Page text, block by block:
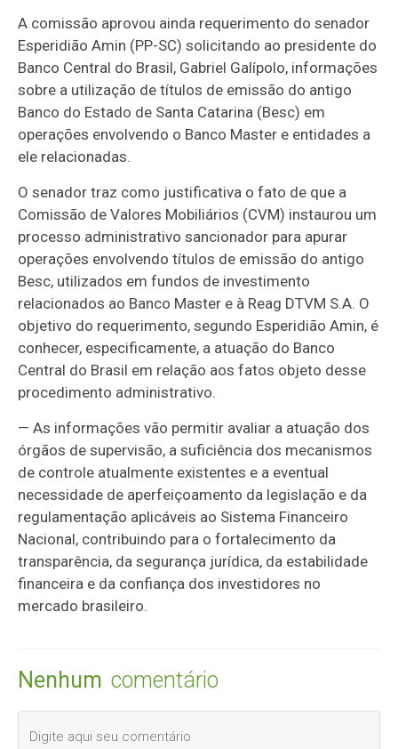
A comissão aprovou ainda requerimento do senador
Esperidião Amin (PP-SC) solicitando ao presidente do
Banco Central do Brasil, Gabriel Galípolo, informações
sobre a utilização de títulos de emissão do antigo
Banco do Estado de Santa Catarina (Besc) em
operações envolvendo o Banco Master e entidades a
ele relacionadas.
O senador traz como justificativa o fato de que a
Comissão de Valores Mobiliários (CVM) instaurou um
processo administrativo sancionador para apurar
operações envolvendo títulos de emissão do antigo
Besc, utilizados em fundos de investimento
relacionados ao Banco Master e à Reag DTVM S.A. O
objetivo do requerimento, segundo Esperidião Amin, é
conhecer, especificamente, a atuação do Banco
Central do Brasil em relação aos fatos objeto desse
procedimento administrativo.
— As informações vão permitir avaliar a atuação dos
órgãos de supervisão, a suficiência dos mecanismos
de controle atualmente existentes e a eventual
necessidade de aperfeiçoamento da legislação e da
regulamentação aplicáveis ao Sistema Financeiro
Nacional, contribuindo para o fortalecimento da
transparência, da segurança jurídica, da estabilidade
financeira e da confiança dos investidores no
mercado brasileiro.
Nenhum comentário